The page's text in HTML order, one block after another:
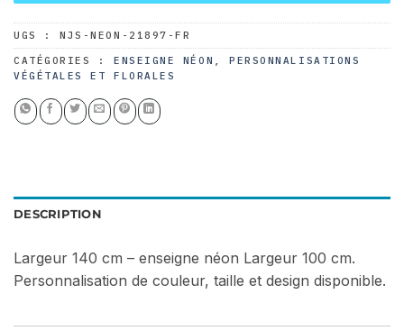
UGS :NJS-NEON-21897-FR
CATÉGORIES :ENSEIGNE NÉON ,PERSONNALISATIONS
VÉGÉTALES ET FLORALES
DESCRIPTION
Largeur 140 cm – enseigne néon Largeur 100 cm.
Personnalisation de couleur, taille et design disponible.